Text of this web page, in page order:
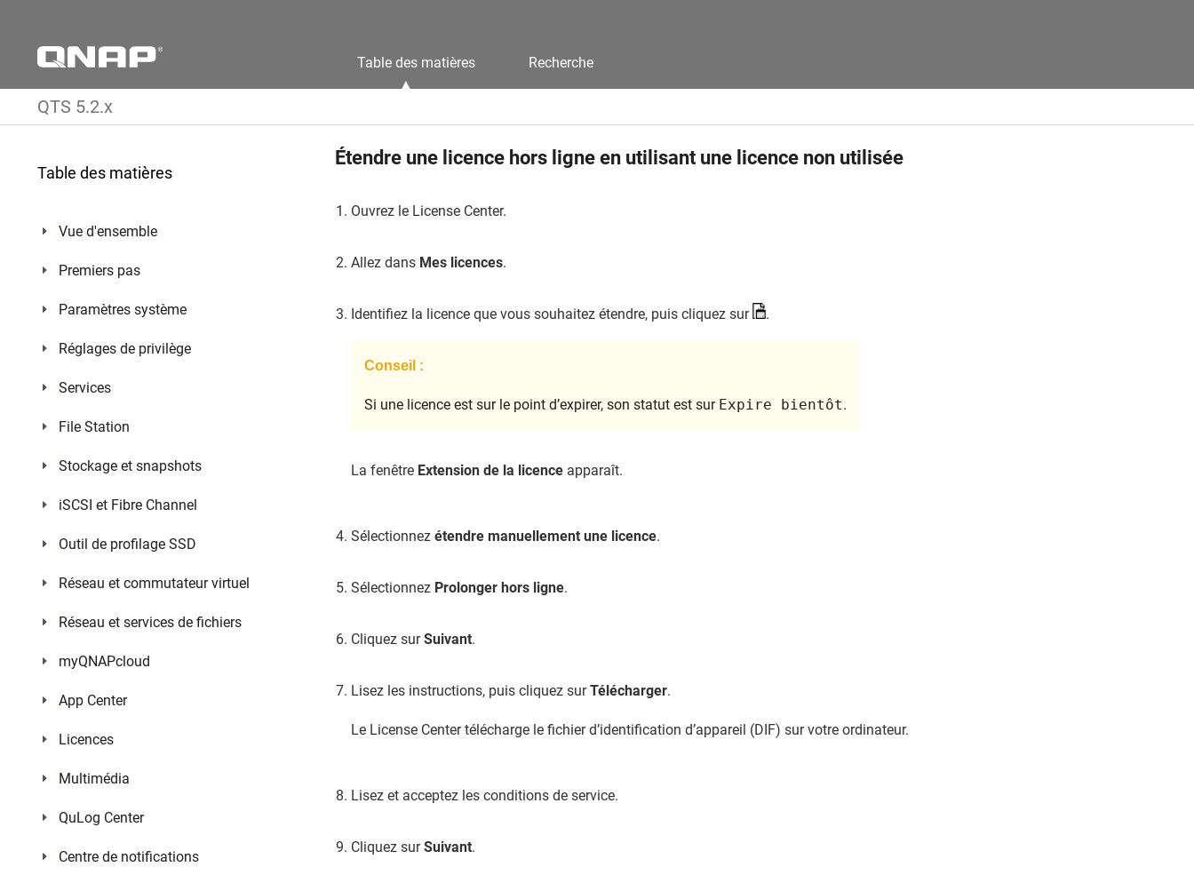
Table des matières Recherche
QTS 5.2.x
Table des matières
Vue d'ensemble
Premiers pas
Paramètres système
Réglages de privilège
Services
File Station
Stockage et snapshots
iSCSI et Fibre Channel
Outil de profilage SSD
Réseau et commutateur virtuel
Réseau et services de fichiers
myQNAPcloud
App Center
Licences
Multimédia
QuLog Center
Centre de notifications
Étendre une licence hors ligne en utilisant une licence non utilisée
Ouvrez le License Center.
Allez dans Mes licences.
Identifiez la licence que vous souhaitez étendre, puis cliquez sur .
Conseil :
Si une licence est sur le point d’expirer, son statut est sur Expire bientôt.
La fenêtre Extension de la licence apparaît.
Sélectionnez étendre manuellement une licence.
Sélectionnez Prolonger hors ligne.
Cliquez surSuivant.
Lisez les instructions, puis cliquez surTélécharger.
Le License Center télécharge le fichier d’identification d’appareil (DIF) sur votre ordinateur.
Lisez et acceptez les conditions de service.
Cliquez surSuivant.